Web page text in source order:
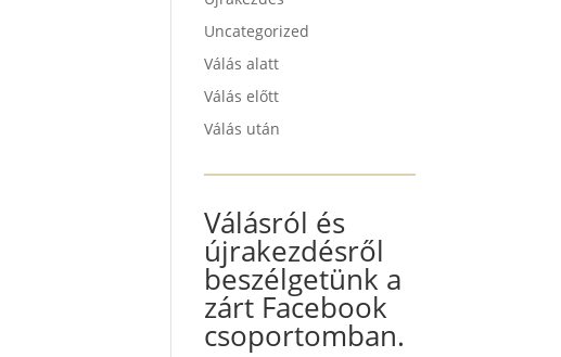
Uncategorized
Válás alatt
Válás előtt
Válás után
Válásról és
újrakezdésről
beszélgetünk a
zárt Facebook
csoportomban.